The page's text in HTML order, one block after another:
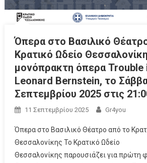
Όπερα στο Βασιλικό
Κρατικό Ωδείο
μονόπρακτη όπερα Trouble
Leonard Bernstein, το
Σεπτεμβρίου 2025 στις
11 Σεπτεμβρίου 2025 Gr4you
Όπερα στο Βασιλικό Θέατρο από το
Θεσσαλονίκης Το Κρατικό Ωδείο
Θεσσαλονίκης παρουσιάζει για πρώτη